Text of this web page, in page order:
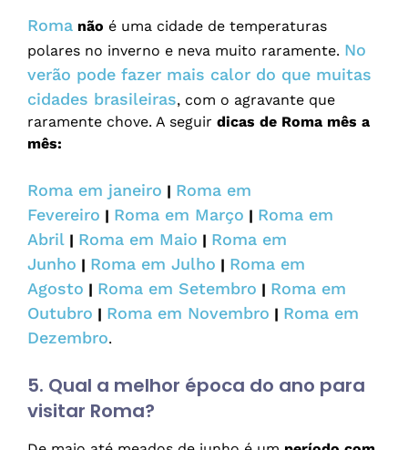
Roma não é uma cidade de temperaturas
polares no inverno e neva muito raramente. No
verão pode fazer mais calor do que muitas
cidades brasileiras, com o agravante que
raramente chove. A seguir dicas de Roma mês a
mês:
Roma em janeiro | Roma em
Fevereiro | Roma em Março | Roma em
Abril | Roma em Maio | Roma em
Junho | Roma em Julho | Roma em
Agosto | Roma em Setembro | Roma em
Outubro | Roma em Novembro | Roma em
Dezembro.
5. Qual a melhor época do ano para
visitar Roma?